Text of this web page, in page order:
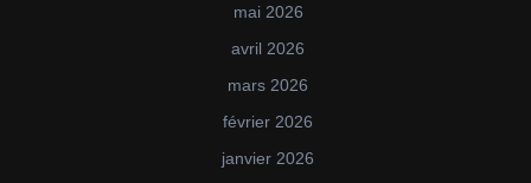
mai 2026
avril 2026
mars 2026
février 2026
janvier 2026